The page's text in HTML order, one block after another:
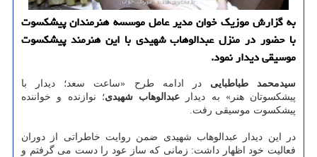
به گزارش موزیك خوان مدیر عامل موسسه هنرمندان پیشكسوت
با حضور در منزل عبدالوهاب شهیدی با این هنرمند پیشكسوت
موسیقی دیدار نمود.
سیدمحمد طباطباییدر ادامه طرح «ساعت سعد؛ دیدار با
پیشکسوتان هنر» به دیدار
عبدالوهاب شهیدی؛ نوازنده و خواننده
پیشکسوت موسیقی رفت.
در این دیدار عبدالوهاب شهیدی ضمن روایت خاطراتی از دوران
فعالیت خود اظهار داشت: زمانی که ساز عود را دست می گرفتم و